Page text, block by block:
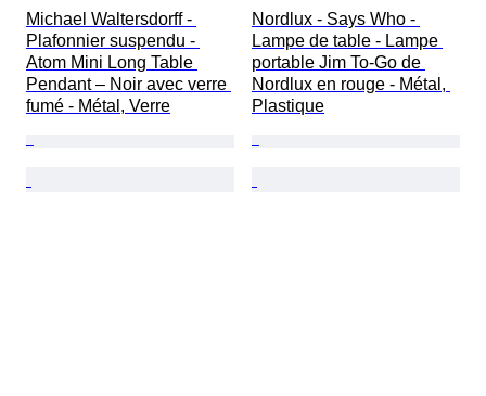
Michael Waltersdorff -
Plafonnier suspendu -
Atom Mini Long Table
Pendant – Noir avec verre
fumé - Métal, Verre
Nordlux - Says Who -
Lampe de table - Lampe
portable Jim To-Go de
Nordlux en rouge - Métal,
Plastique